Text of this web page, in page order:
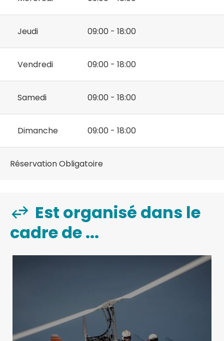
Jeudi 09:00 - 18:00
Vendredi 09:00 - 18:00
Samedi 09:00 - 18:00
Dimanche 09:00 - 18:00
Réservation Obligatoire
Est organisé dans le
cadre de ...